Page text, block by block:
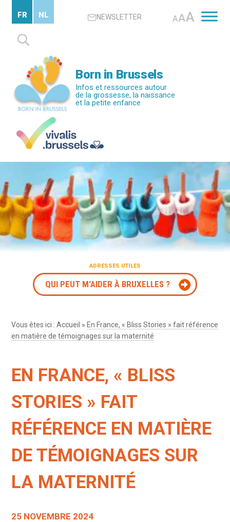
contenu
principal
NEWSLETTER AAA
Rechercher :
FR NL
Born in Brussels
Infos et ressources autour
de la grossesse, la naissance
et la petite enfance
ADRESSES UTILES
QUI PEUT M'AIDER À BRUXELLES ?
Vous êtes ici :Accueil » En France, « Bliss Stories » fait référence
en matière de témoignages sur la maternité
EN FRANCE, « BLISS
STORIES » FAIT
RÉFÉRENCE EN MATIÈRE
DE TÉMOIGNAGES SUR
LA MATERNITÉ
25 NOVEMBRE 2024